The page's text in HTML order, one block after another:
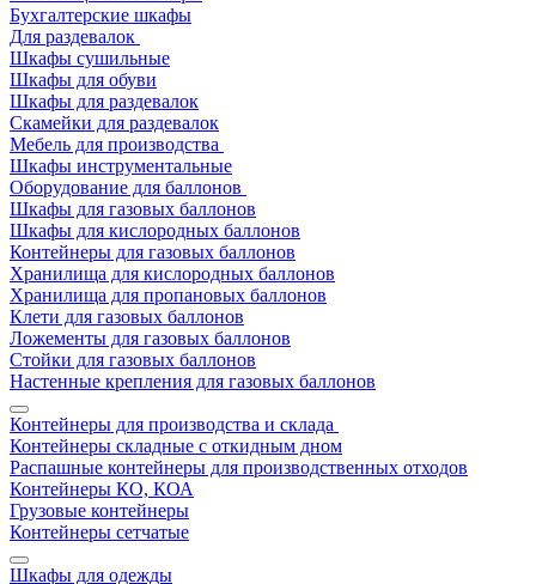
Бухгалтерские шкафы
Для раздевалок
Шкафы сушильные
Шкафы для обуви
Шкафы для раздевалок
Скамейки для раздевалок
Мебель для производства
Шкафы инструментальные
Оборудование для баллонов
Шкафы для газовых баллонов
Шкафы для кислородных баллонов
Контейнеры для газовых баллонов
Хранилища для кислородных баллонов
Хранилища для пропановых баллонов
Клети для газовых баллонов
Ложементы для газовых баллонов
Стойки для газовых баллонов
Настенные крепления для газовых баллонов
Контейнеры для производства и склада
Контейнеры складные с откидным дном
Распашные контейнеры для производственных отходов
Контейнеры КО, КОА
Грузовые контейнеры
Контейнеры сетчатые
Шкафы для одежды